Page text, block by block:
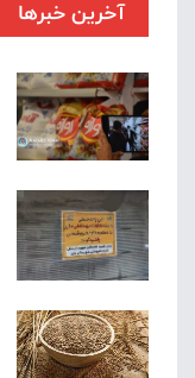
آخرین خبرها